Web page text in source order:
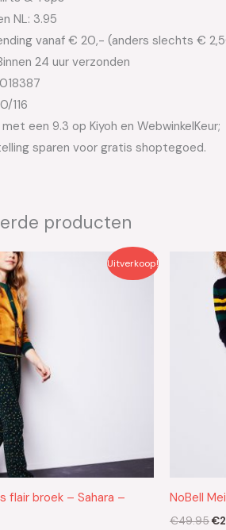
NL: 3.95
vanaf € 20,- (anders slechts €
24 uur verzonden
116
een 9.3 op Kiyoh en WebwinkelKeur;
sparen voor gratis shoptegoed.
producten
Uitverkoop!
flair broek – Sahara –
Huidige
prijs
is:
€25.00.
NoBell
€49.95€